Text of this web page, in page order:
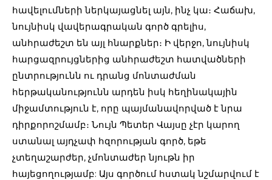
հավելումների ներկայացնել այն, ինչ կա։ Հաճախ,
նույնիսկ վավերագրական գործ գրելիս,
անհրաժեշտ են այլ հնարքներ։ Ի վերջո, նույնիսկ
հարցազրույցներից անհրաժեշտ հատվածների
ընտրությունն ու դրանց մոնտաժման
հերթականությունն արդեն իսկ հեղինակային
միջամտություն է, որը պայմանավորված է նրա
դիրքորոշմամբ։ Նույն Պետեր Վայսը չէր կարող
ստանալ այդչափ հզորության գործ, եթե
չտեղաշարժեր, չմոնտաժեր նյութն իր
հայեցողությամբ: Այս գործում հստակ նշմարվում է